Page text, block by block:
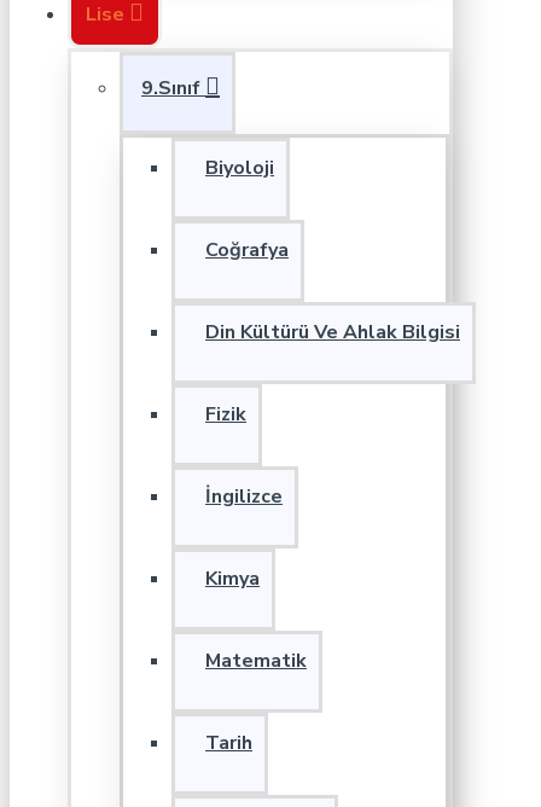
Lise
9.Sınıf
Biyoloji
Coğrafya
Din Kültürü Ve Ahlak Bilgisi
Fizik
İngilizce
Kimya
Matematik
Tarih